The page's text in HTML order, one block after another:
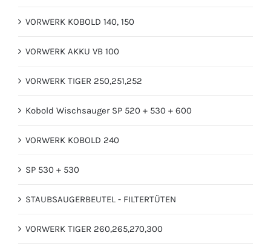
VORWERK KOBOLD 140, 150
VORWERK AKKU VB 100
VORWERK TIGER 250,251,252
Kobold Wischsauger SP 520 + 530 + 600
VORWERK KOBOLD 240
SP 530 + 530
STAUBSAUGERBEUTEL - FILTERTÜTEN
VORWERK TIGER 260,265,270,300